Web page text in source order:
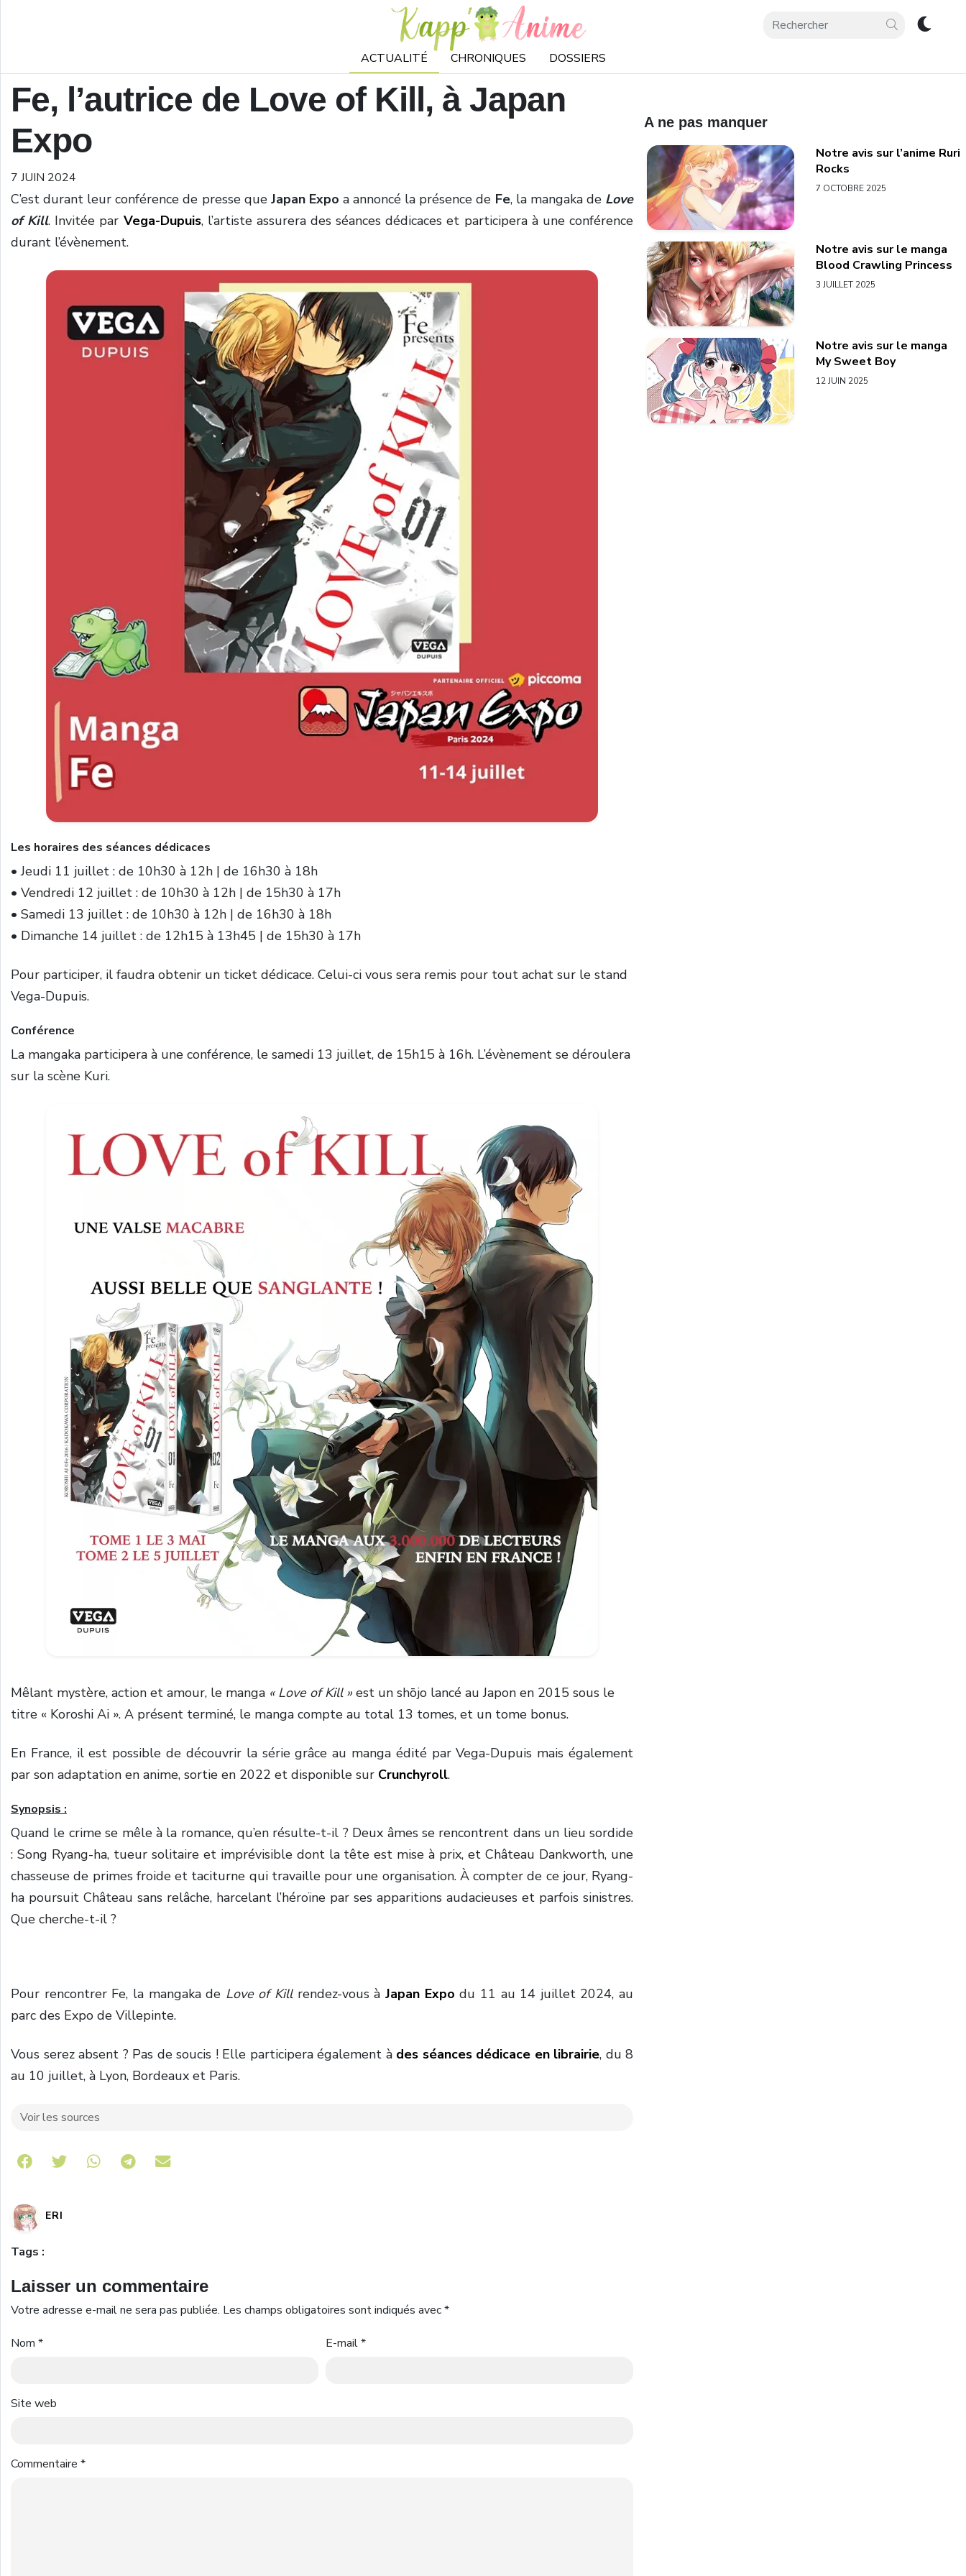
ACTUALITÉ CHRONIQUES DOSSIERS
Fe, l’autrice de Love of Kill, à Japan
Expo
7 JUIN 2024
C’est durant leur conférence de presse que Japan Expo a annoncé la présence de Fe, la mangaka de Love
of Kill. Invitée par Vega-Dupuis, l’artiste assurera des séances dédicaces et participera à une conférence
durant l’évènement.
Les horaires des séances dédicaces
• Jeudi 11 juillet : de 10h30 à 12h | de 16h30 à 18h
• Vendredi 12 juillet : de 10h30 à 12h | de 15h30 à 17h
• Samedi 13 juillet : de 10h30 à 12h | de 16h30 à 18h
• Dimanche 14 juillet : de 12h15 à 13h45 | de 15h30 à 17h
Pour participer, il faudra obtenir un ticket dédicace. Celui-ci vous sera remis pour tout achat sur le stand
Vega-Dupuis.
Conférence
La mangaka participera à une conférence, le samedi 13 juillet, de 15h15 à 16h. L’évènement se déroulera
sur la scène Kuri.
Mêlant mystère, action et amour, le manga « Love of Kill » est un shōjo lancé au Japon en 2015 sous le
titre « Koroshi Ai ». A présent terminé, le manga compte au total 13 tomes, et un tome bonus.
En France, il est possible de découvrir la série grâce au manga édité par Vega-Dupuis mais également
par son adaptation en anime, sortie en 2022 et disponible sur Crunchyroll.
Synopsis :
Quand le crime se mêle à la romance, qu’en résulte-t-il ? Deux âmes se rencontrent dans un lieu sordide
: Song Ryang-ha, tueur solitaire et imprévisible dont la tête est mise à prix, et Château Dankworth, une
chasseuse de primes froide et taciturne qui travaille pour une organisation. À compter de ce jour, Ryang-
ha poursuit Château sans relâche, harcelant l’héroïne par ses apparitions audacieuses et parfois sinistres.
Que cherche-t-il ?
Pour rencontrer Fe, la mangaka de Love of Killrendez-vous à Japan Expo du 11 au 14 juillet 2024, au
parc des Expo de Villepinte.
Vous serez absent ? Pas de soucis ! Elle participera également à des séances dédicace en librairie, du 8
au 10 juillet, à Lyon, Bordeaux et Paris.
Voir les sources
Share on Telegram
ERI
Tags :
Laisser un commentaire
Votre adresse e-mail ne sera pas publiée. Les champs obligatoires sont indiqués avec*
Nom * E-mail*
Site web
Commentaire *
A ne pas manquer
Notre avis sur l’anime Ruri
Rocks
7 OCTOBRE 2025
Notre avis sur le manga
Blood Crawling Princess
3 JUILLET 2025
Notre avis sur le manga
My Sweet Boy
12 JUIN 2025